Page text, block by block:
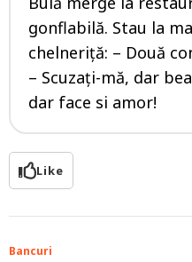
gonflabilă. Stau la
chelneriță: – Două
– Scuzați-mă, dar
dar face si amor!
Like
Bancuri